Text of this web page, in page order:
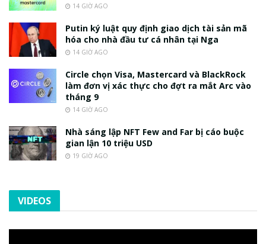
14 GIỜ AGO
Putin ký luật quy định giao dịch tài sản mã
hóa cho nhà đầu tư cá nhân tại Nga
14 GIỜ AGO
Circle chọn Visa, Mastercard và BlackRock
làm đơn vị xác thực cho đợt ra mắt Arc vào
tháng 9
14 GIỜ AGO
Nhà sáng lập NFT Few and Far bị cáo buộc
gian lận 10 triệu USD
19 GIỜ AGO
VIDEOS